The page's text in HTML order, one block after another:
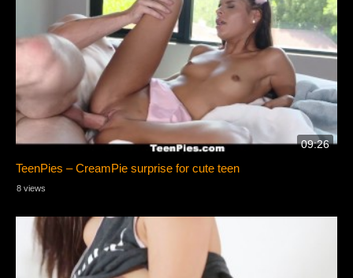
09:26
TeenPies – CreamPie surprise for cute teen
8 views